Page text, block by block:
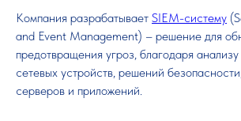
Компания разрабатывает SIEM-систему
and Event Management) – решение для
предотвращения угроз, благодаря
сетевых устройств, решений
серверов и приложений.